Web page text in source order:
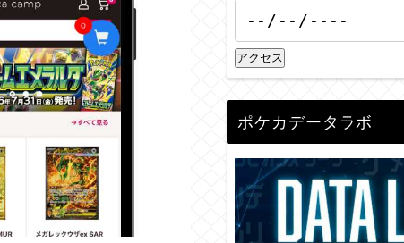
アクセス
ポケカデータラボ